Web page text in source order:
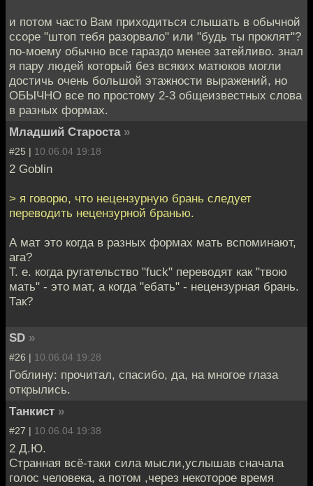
и потом часто Вам приходиться слышать в обычной
ссоре "штоп тебя разорвало" или "будь ты проклят"?
по-моему обычно все гараздо менее затейливо. знал
я пару людей который без всяких матюков могли
достичь очень большой этажности выражений, но
ОБЫЧНО все по простому 2-3 общеизвестных слова
в разных формах.
Младший Староста »
#25 | 10.06.04 19:18
2 Goblin
> я говорю, что нецензурную брань следует
переводить нецензурной бранью.
А мат это когда в разных формах мать вспоминают,
ага?
Т. е. когда ругательство "fuck" переводят как "твою
мать" - это мат, а когда "ебать" - нецензурная брань.
Так?
SD »
#26 | 10.06.04 19:28
Гоблину: прочитал, спасибо, да, на многое глаза
открылись.
Танкист »
#27 | 10.06.04 19:38
2 Д.Ю.
Странная всё-таки сила мысли,услышав сначала
голос человека, а потом ,через некоторое время